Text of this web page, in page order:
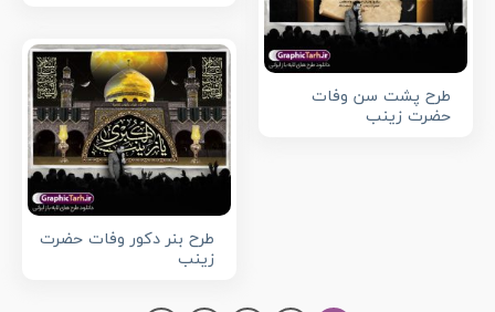
طرح پشت سن وفات
حضرت زینب
طرح بنر دکور وفات حضرت
زینب